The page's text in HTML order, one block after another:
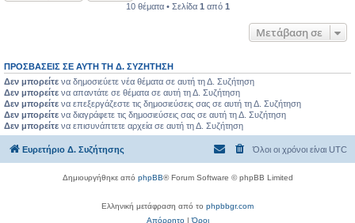
10 θέματα • Σελίδα 1 από 1
Μετάβαση σε
ΠΡΟΣΒΆΣΕΙΣ ΣΕ ΑΥΤΉ ΤΗ Δ. ΣΥΖΉΤΗΣΗ
Δεν μπορείτε να δημοσιεύετε νέα θέματα σε αυτή τη Δ. Συζήτηση
Δεν μπορείτε να απαντάτε σε θέματα σε αυτή τη Δ. Συζήτηση
Δεν μπορείτε να επεξεργάζεστε τις δημοσιεύσεις σας σε αυτή τη Δ. Συζήτηση
Δεν μπορείτε να διαγράφετε τις δημοσιεύσεις σας σε αυτή τη Δ. Συζήτηση
Δεν μπορείτε να επισυνάπτετε αρχεία σε αυτή τη Δ. Συζήτηση
Ευρετήριο Δ. Συζήτησης Όλοι οι χρόνοι είναι UTC
Δημιουργήθηκε από phpBB® Forum Software © phpBB Limited
Ελληνική μετάφραση από το phpbbgr.com
Απόρρητο|Όροι